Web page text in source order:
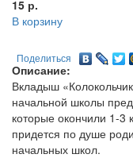
15 р.
В корзину
Поделиться
Описание:
Вкладыш
начальной школы
которые окончили 1-3
придется по душе
начальных школ.